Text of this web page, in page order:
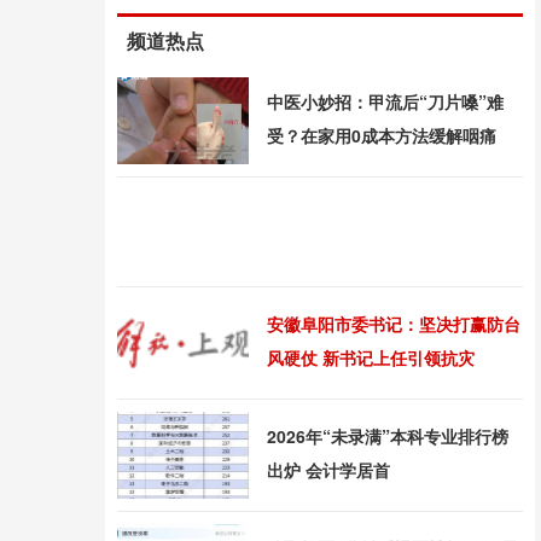
频道热点
中医小妙招：甲流后“刀片嗓”难
受？在家用0成本方法缓解咽痛
安徽阜阳市委书记：坚决打赢防台
风硬仗 新书记上任引领抗灾
2026年“未录满”本科专业排行榜
出炉 会计学居首